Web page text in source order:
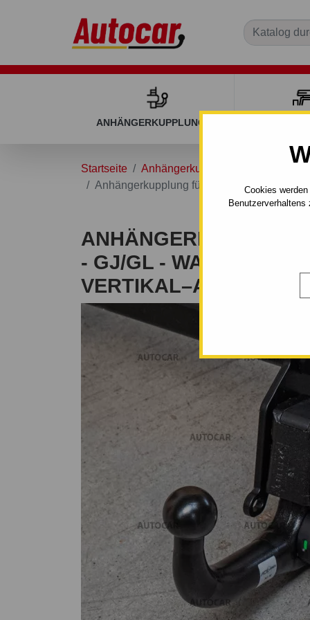
Cookies
ANHÄNGERKUPPLUNGEN
Startseite Anhängerkupplungen
Anhängerkupplung für Mazda 6 - GJ/GL -
- GJ/GL - WAGON -
VERTIKAL–AHK